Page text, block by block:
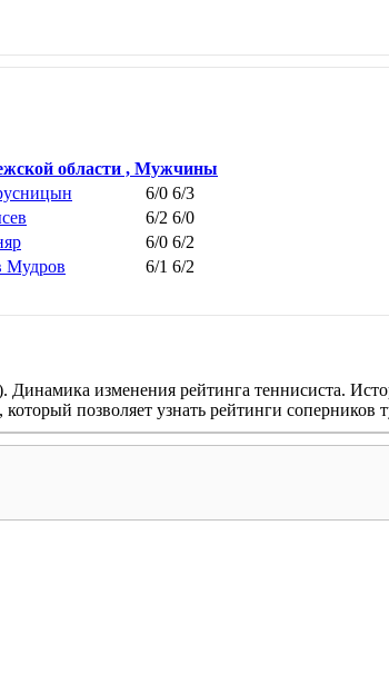
области , Мужчины
6/0 6/3
6/2 6/0
6/0 6/2
Мудров
6/1 6/2
изменения рейтинга теннисиста.
, который позволяет узнать рейтинги соперников